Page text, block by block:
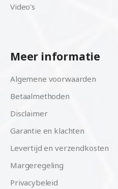
Video's
Meer informatie
Algemene voorwaarden
Betaalmethoden
Disclaimer
Garantie en klachten
Levertijd en verzendkosten
Margeregeling
Privacybeleid